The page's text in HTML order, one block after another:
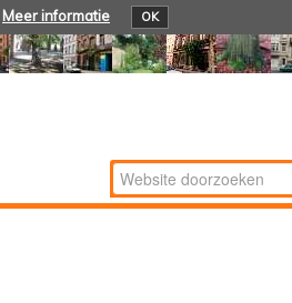
Meer informatie OK
Zoek
Geavanceerd